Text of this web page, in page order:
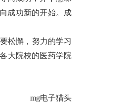
成功新的开始。成
松懈，努力的学习
大院校的医药学院
mg电子猎头